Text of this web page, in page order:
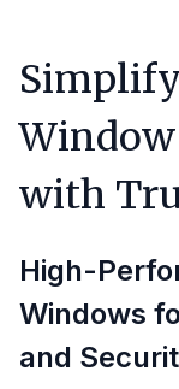
with
High-
Windows
and